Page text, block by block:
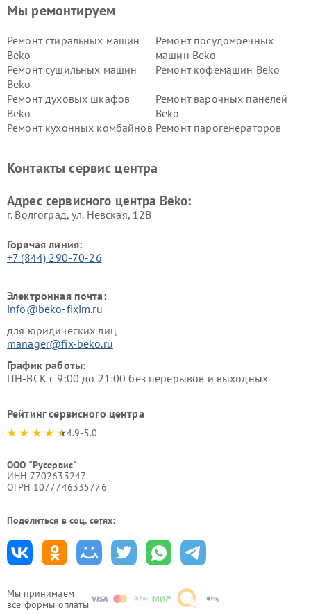
Мы принимаем
все формы оплаты
Мы ремонтируем
Ремонт стиральных машин
Beko
Ремонт посудомоечных
машин Beko
Ремонт сушильных машин
Beko
Ремонт кофемашин Beko
Ремонт духовых шкафов
Beko
Ремонт варочных панелей
Beko
Ремонт кухонных комбайнов Ремонт парогенераторов
Ремонт холодильников Beko Ремонт морозильных камер
Контакты сервис центра
Адрес сервисного центра Beko:
г. Волгоград, ул. Невская, 12В
Горячая линия:
+7 (844) 290-70-26
Электронная почта:
info@beko-fixim.ru
для юридических лиц
manager@fix-beko.ru
График работы:
ПН-ВСК с 9:00 до 21:00 без перерывов и выходных
Рейтинг сервисного центра
4.9-5.0
ООО "Русервис"
ИНН 7702633247
ОГРН 1077746335776
Поделиться в соц. сетях: